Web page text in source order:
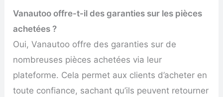
Vanautoo offre-t-il des garanties sur les pièces
achetées ?
Oui, Vanautoo offre des garanties sur de
nombreuses pièces achetées via leur
plateforme. Cela permet aux clients d’acheter en
toute confiance, sachant qu’ils peuvent retourner